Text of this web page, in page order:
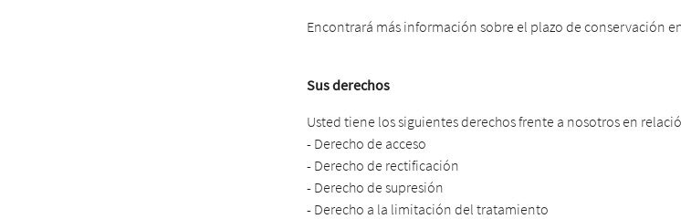
Encontrará más información sobre el plazo de conservación
Sus derechos
Usted tiene los siguientes derechos frente a nosotros en
- Derecho de acceso
- Derecho de rectificación
- Derecho de supresión
- Derecho a la limitación del tratamiento